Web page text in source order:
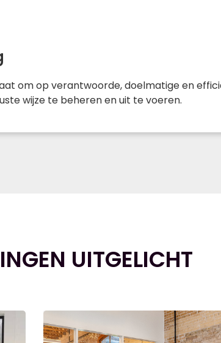
om op verantwoorde, doelmatige en
wijze te beheren en uit te voeren.
UITGELICHT